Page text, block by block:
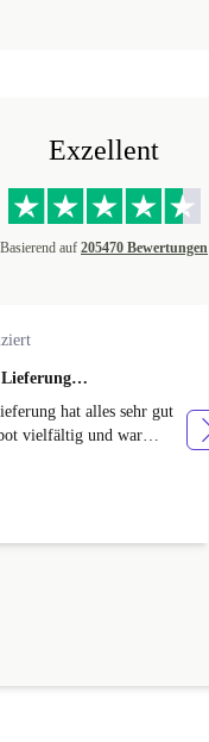
Exzellent
Basierend auf 205470 Bewertungen
Lieferung…
hat alles sehr gut
vielfältig und war
gewählten Modell
Akku etc.).